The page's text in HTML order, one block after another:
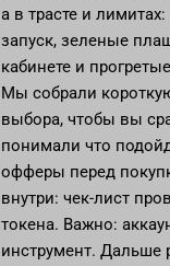
а в трасте и
запуск, зеленые
кабинете и
Мы собрали
выбора, чтобы вы
понимали что
офферы перед
внутри: чек-лист
токена. Важно:
инструмент. Дальше